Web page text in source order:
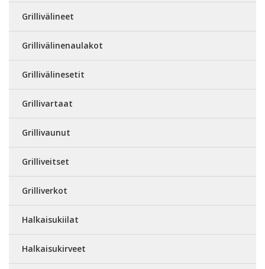
Grillivälineet
Grillivälinenaulakot
Grillivälinesetit
Grillivartaat
Grillivaunut
Grilliveitset
Grilliverkot
Halkaisukiilat
Halkaisukirveet